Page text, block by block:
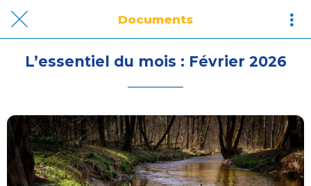
Documents
L’essentiel du mois : Février 2026